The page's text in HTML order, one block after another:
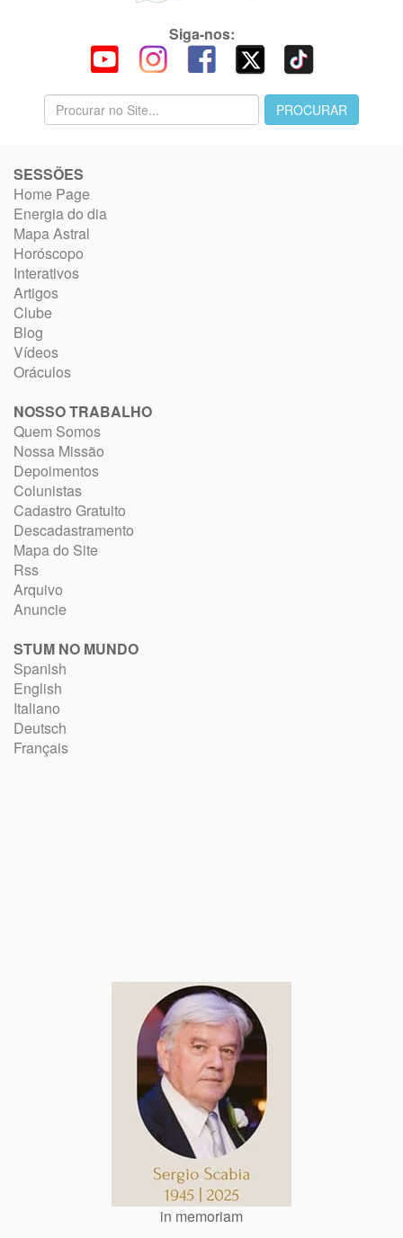
Siga-nos:
SESSÕES
Home Page
Energia do dia
Mapa Astral
Horóscopo
Interativos
Artigos
Clube
Blog
Vídeos
Oráculos
NOSSO TRABALHO
Quem Somos
Nossa Missão
Depoimentos
Colunistas
Cadastro Gratuito
Descadastramento
Mapa do Site
Rss
Arquivo
Anuncie
STUM NO MUNDO
Spanish
English
Italiano
Deutsch
Français
in memoriam